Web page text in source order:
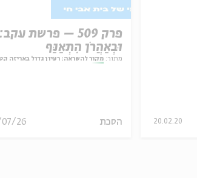
פרק 509 – פרשת עקב:
וּבְאַהֲרֹן הִתְאַנַּף
מתוך: מקור להשראה: רעיון גדול באריזה
הסכת 26 20.02.20